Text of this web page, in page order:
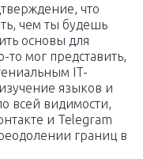
что
чем ты будешь
основы для
то мог представить,
IT-
языков и
всей видимости,
и Telegram
границ в